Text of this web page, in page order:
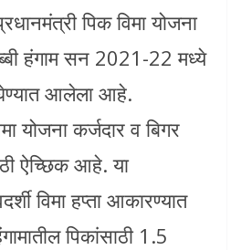
पिक विमा योजना
हंगाम सन 2021-22 मध्ये
घेण्यात आलेला आहे.
योजना कर्जदार व बिगर
ऐच्छिक आहे. या
विमा हप्ता आकारण्यात
पिकांसाठी 1.5